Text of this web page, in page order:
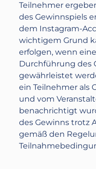
Teilnehmer
des Gewinnspiels
dem Instagram-
wichtigem Grund
erfolgen, wenn
Durchführung des
gewährleistet
ein Teilnehmer als
und vom
benachrichtigt
des Gewinns trotz
gemäß den